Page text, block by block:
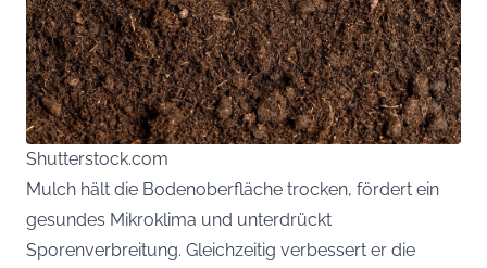
Shutterstock.com
Mulch hält die Bodenoberfläche trocken, fördert ein
gesundes Mikroklima und unterdrückt
Sporenverbreitung. Gleichzeitig verbessert er die